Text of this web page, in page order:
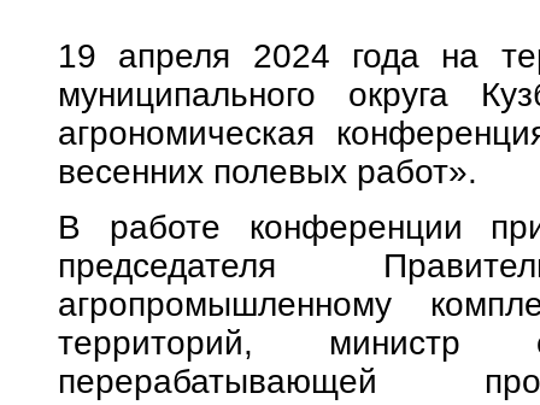
19 апреля 2024 года на
муниципального округа
агрономическая
весенних полевых работ».
В работе конференции
председателя
агропромышленному
территорий, министр
перерабатывающей